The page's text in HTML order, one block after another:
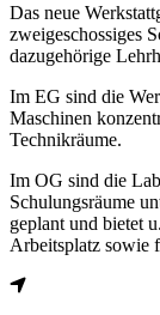
Das neue
zweigeschossiges
dazugehörige
Im EG sind die
Maschinen
Technikräume.
Im OG sind die
Schulungsräume
geplant und bietet
Arbeitsplatz sowie